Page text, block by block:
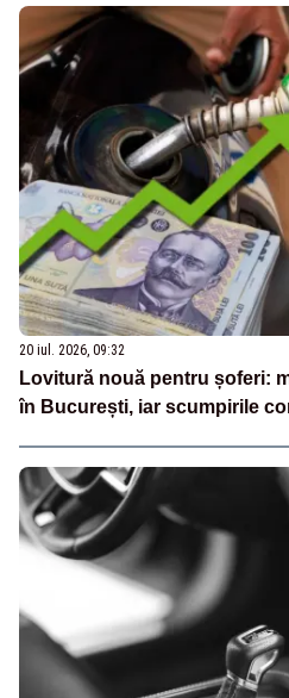
20 iul. 2026, 09:32
Lovitură nouă pentru șoferi:
în București, iar scumpirile